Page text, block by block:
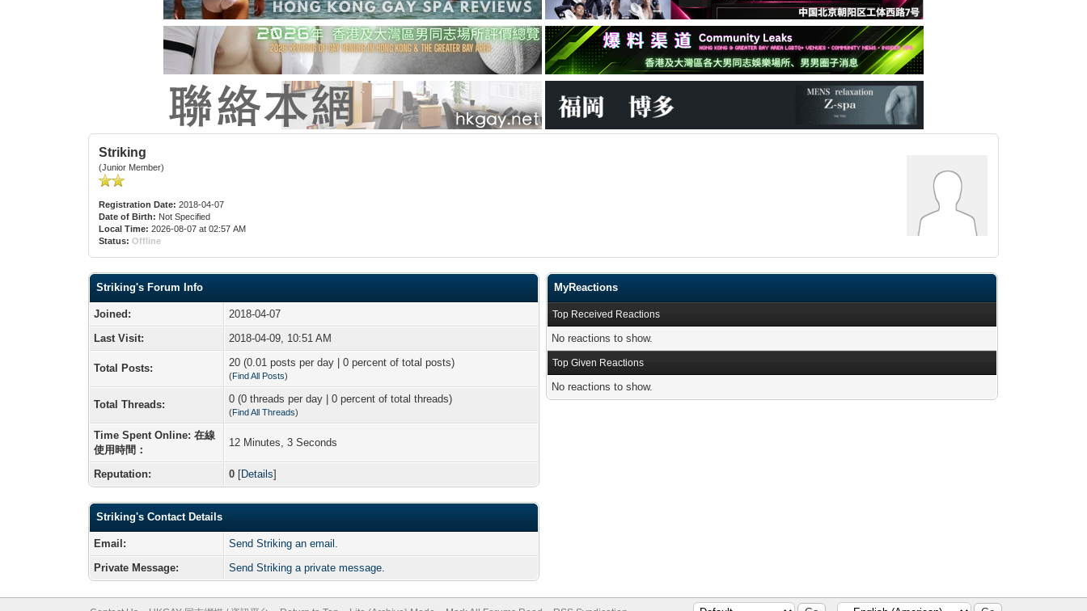
Striking
(Junior Member)
Registration Date: 2018-04-07
Date of Birth: Not Specified
Local Time: 2026-08-07 at 02:57 AM
Status: Offline
Striking's Forum Info
Joined:
2018-04-07
Last Visit:
2018-04-09, 10:51 AM
Total Posts: 20 (0.01 posts per day | 0 percent of total posts)
(Find All Posts)
Total Threads: 0 (0 threads per day | 0 percent of total threads)
(Find All Threads)
Time Spent Online: 在線
使用時間：
12 Minutes, 3 Seconds
Reputation: 0 [Details]
Striking's Contact Details
Email:
Send Striking an email.
Private Message:
Send Striking a private message.
MyReactions
Top Received Reactions
No reactions to show.
Top Given Reactions
No reactions to show.